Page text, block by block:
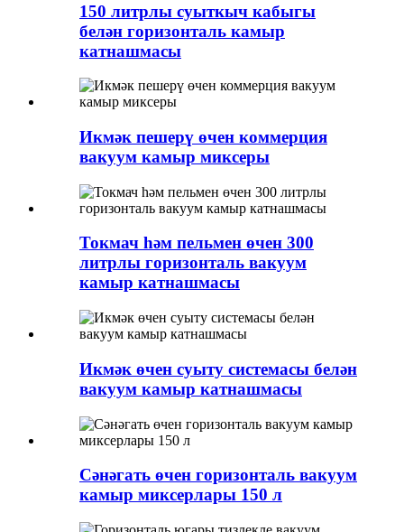
150 литрлы суыткыч кабыгы
белән горизонталь камыр
катнашмасы
Икмәк пешерү өчен коммерция
вакуум камыр миксеры
Токмач һәм пельмен өчен 300
литрлы горизонталь вакуум
камыр катнашмасы
Икмәк өчен суыту системасы белән
вакуум камыр катнашмасы
Сәнәгать өчен горизонталь вакуум
камыр миксерлары 150 л